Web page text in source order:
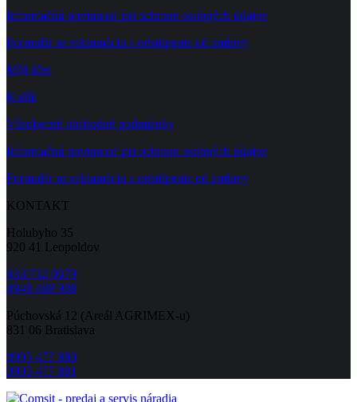
Informačná povinnosť pri ochrane osobných údajov
Formulár na reklamáciu a odstúpenie od zmluvy
Môj účet
Košík
Všeobecné obchodné podmienky
Informačná povinnosť pri ochrane osobných údajov
Formulár na reklamáciu a odstúpenie od zmluvy
KONTAKT
Holubyho 35
920 41 Leopoldov
033/732 0679
0948 488 908
Púchovská 12 (Areál AGRIMEX-u)
831 06 Bratislava
0905 477 880
0905 477 881